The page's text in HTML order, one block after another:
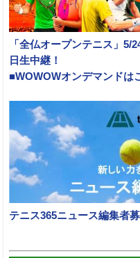
「全仏オープンテニス」5/
日生中継！
■WOWOWオンデマンドは
テニス365ニュース編集者募